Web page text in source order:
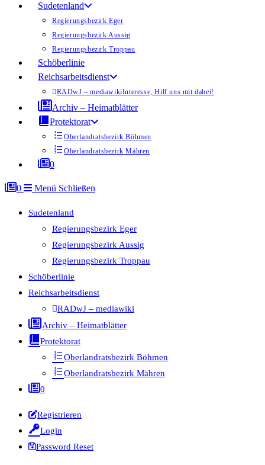
Sudetenland
Regierungsbezirk Eger
Regierungsbezirk Aussig
Regierungsbezirk Troppau
Schöberlinie
Reichsarbeitsdienst
RADwJ – mediawikiInteresse, Hilf uns mit dabei!
Archiv – Heimatblätter
Protektorat
Oberlandratsbezirk Böhmen
Oberlandratsbezirk Mähren
0
0 Menü Schließen
Sudetenland
Regierungsbezirk Eger
Regierungsbezirk Aussig
Regierungsbezirk Troppau
Schöberlinie
Reichsarbeitsdienst
RADwJ – mediawiki
Archiv – Heimatblätter
Protektorat
Oberlandratsbezirk Böhmen
Oberlandratsbezirk Mähren
0
Registrieren
Login
Password Reset